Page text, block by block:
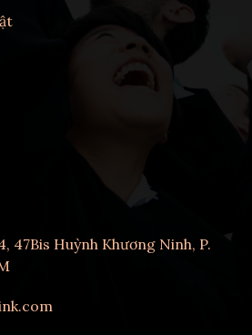
47Bis Huỳnh Khương Ninh, P.